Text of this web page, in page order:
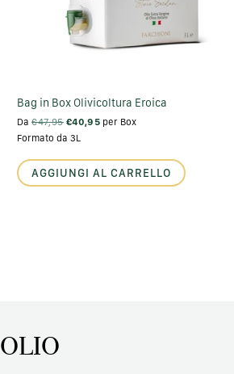
Bag in Box Olivicoltura Eroica
Da €47,95 €40,95 per Box
Formato da 3L
AGGIUNGI AL CARRELLO
OLIO